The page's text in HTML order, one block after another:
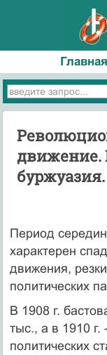
Главная
движение.
буржуазия.
Период
характерен
движения,
политических
В 1908 г.
тыс., а в 1910 г.
политических